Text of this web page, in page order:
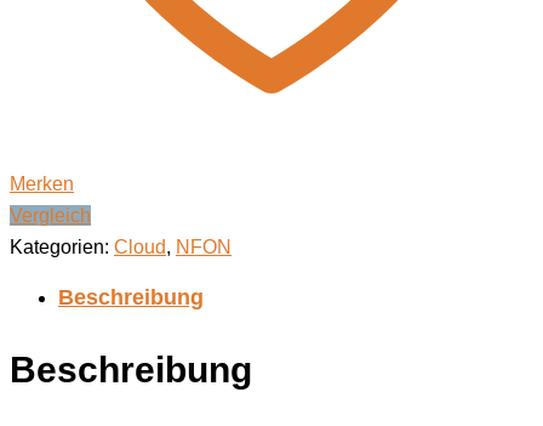
Merken
Vergleich
Kategorien: Cloud, NFON
Beschreibung
Beschreibung